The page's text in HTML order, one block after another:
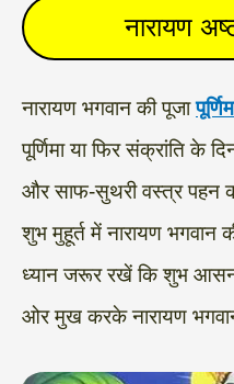
नारायण
नारायण भगवान की पूजा
पूर्णिमा या फिर संक्रांति के
और साफ-सुथरी वस्त्र पहन
शुभ मुहूर्त में नारायण
ध्यान जरूर रखें कि शुभ आसन
ओर मुख करके नारायण